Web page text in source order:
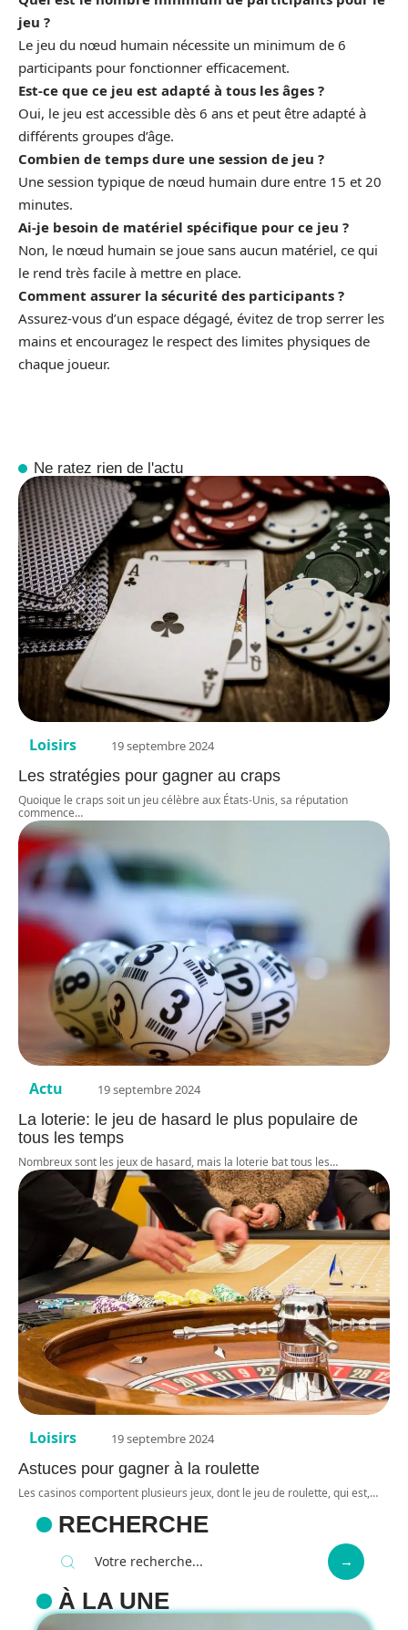
jeu ?
Le jeu du nœud humain nécessite un minimum de 6
participants pour fonctionner efficacement.
Est-ce que ce jeu est adapté à tous les âges ?
Oui, le jeu est accessible dès 6 ans et peut être adapté à
différents groupes d’âge.
Combien de temps dure une session de jeu ?
Une session typique de nœud humain dure entre 15 et 20
minutes.
Ai-je besoin de matériel spécifique pour ce jeu ?
Non, le nœud humain se joue sans aucun matériel, ce qui
le rend très facile à mettre en place.
Comment assurer la sécurité des participants ?
Assurez-vous d’un espace dégagé, évitez de trop serrer les
mains et encouragez le respect des limites physiques de
chaque joueur.
Ne ratez rien de l'actu
Loisirs 19 septembre 2024
Les stratégies pour gagner au craps
Quoique le craps soit un jeu célèbre aux États-Unis, sa réputation
commence…
Actu 19 septembre 2024
La loterie: le jeu de hasard le plus populaire de
tous les temps
Nombreux sont les jeux de hasard, mais la loterie bat tous les…
Loisirs 19 septembre 2024
Astuces pour gagner à la roulette
Les casinos comportent plusieurs jeux, dont le jeu de roulette, qui est,…
RECHERCHE
À LA UNE